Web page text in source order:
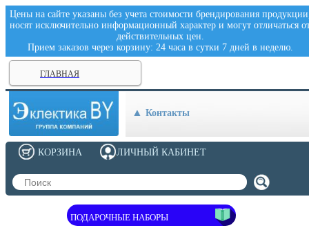
Цены на сайте указаны без учета стоимости брендирования
носят исключительно информационный характер и могут отличаться
действительных цен.
Прием заказов через корзину: 24 часа в сутки 7 дней в неделю.
ГЛАВНАЯ
Контакты
ПОДАРОЧНЫЕ НАБОРЫ
ЛИЧНЫЙ КАБИНЕТ
КОРЗИНА